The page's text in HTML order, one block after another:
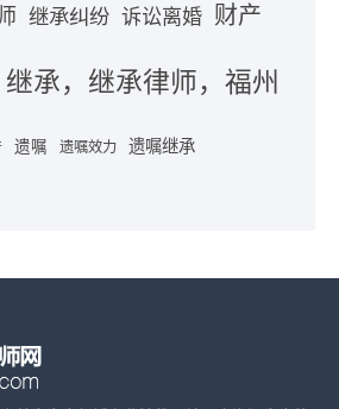
继承纠纷 诉讼离婚 财产
承，继承律师，福州
遗嘱 遗嘱效力 遗嘱继承